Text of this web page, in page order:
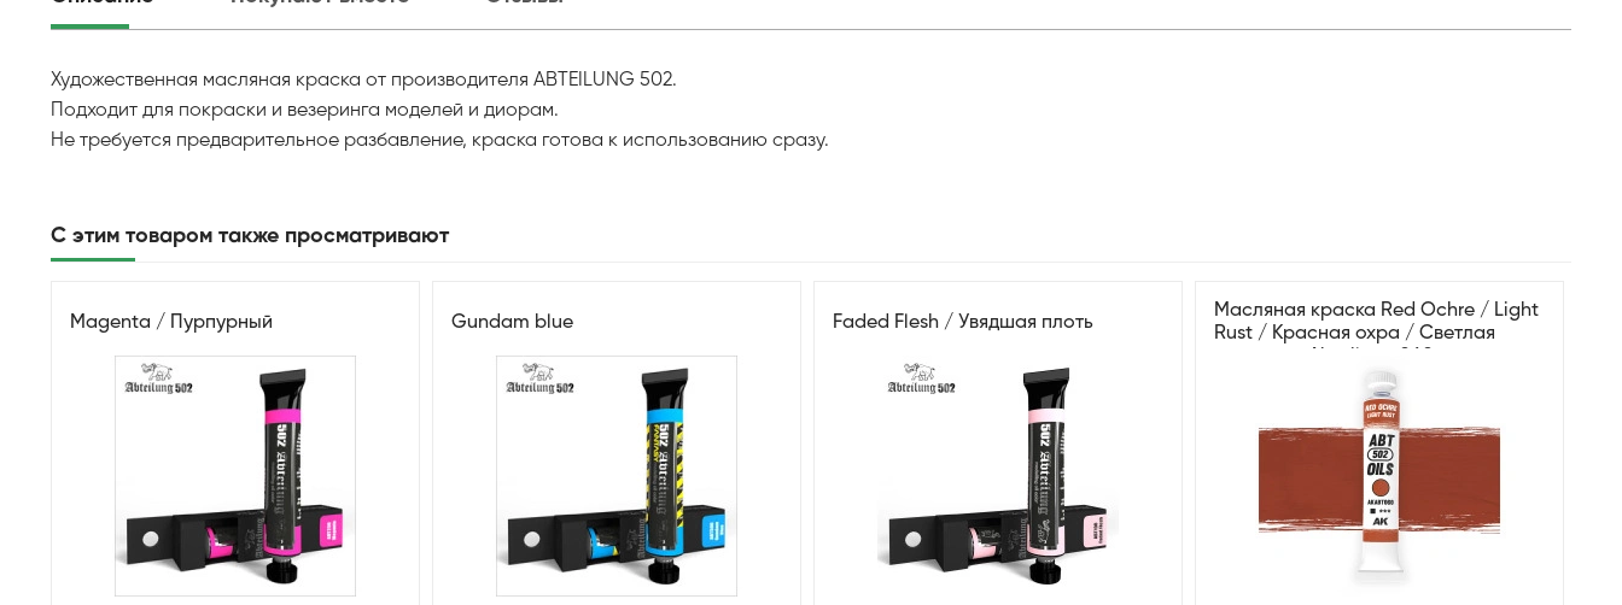
Художественная масляная краска от производителя ABTEILUNG 502.
Подходит для покраски и везеринга моделей и диорам.
Не требуется предварительное разбавление, краска готова к использованию сразу.
С этим товаром также просматривают
Magenta / Пурпурный Gundam blue Faded Flesh / Увядшая плоть
Масляная краска Red Ochre / Light
Rust / Красная охра / Светлая